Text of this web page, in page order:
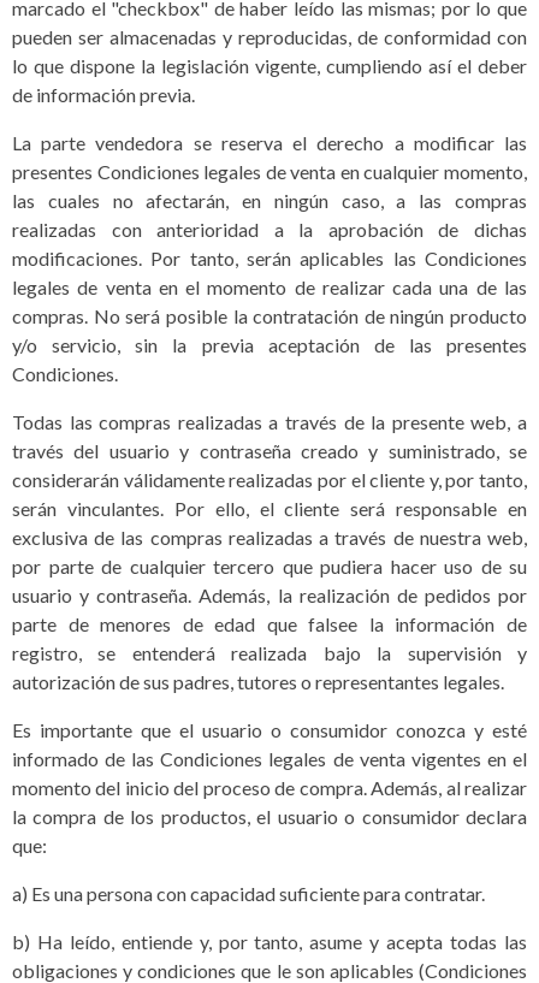
marcado el "checkbox" de haber leído las mismas; por lo que
pueden ser almacenadas y reproducidas, de conformidad con
lo que dispone la legislación vigente, cumpliendo así el deber
de información previa.
La parte vendedora se reserva el derecho a modificar las
presentes Condiciones legales de venta en cualquier momento,
las cuales no afectarán, en ningún caso, a las compras
realizadas con anterioridad a la aprobación de dichas
modificaciones. Por tanto, serán aplicables las Condiciones
legales de venta en el momento de realizar cada una de las
compras. No será posible la contratación de ningún producto
y/o servicio, sin la previa aceptación de las presentes
Condiciones.
Todas las compras realizadas a través de la presente web, a
través del usuario y contraseña creado y suministrado, se
considerarán válidamente realizadas por el cliente y, por tanto,
serán vinculantes. Por ello, el cliente será responsable en
exclusiva de las compras realizadas a través de nuestra web,
por parte de cualquier tercero que pudiera hacer uso de su
usuario y contraseña. Además, la realización de pedidos por
parte de menores de edad que falsee la información de
registro, se entenderá realizada bajo la supervisión y
autorización de sus padres, tutores o representantes legales.
Es importante que el usuario o consumidor conozca y esté
informado de las Condiciones legales de venta vigentes en el
momento del inicio del proceso de compra. Además, al realizar
la compra de los productos, el usuario o consumidor declara
que:
a) Es una persona con capacidad suficiente para contratar.
b) Ha leído, entiende y, por tanto, asume y acepta todas las
obligaciones y condiciones que le son aplicables (Condiciones